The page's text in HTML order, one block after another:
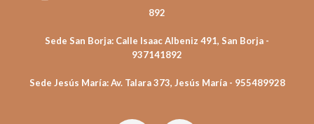
892
Sede San Borja: Calle Isaac Albeniz 491, San Borja -
937141892
Sede Jesús María: Av. Talara 373, Jesús María - 955489928